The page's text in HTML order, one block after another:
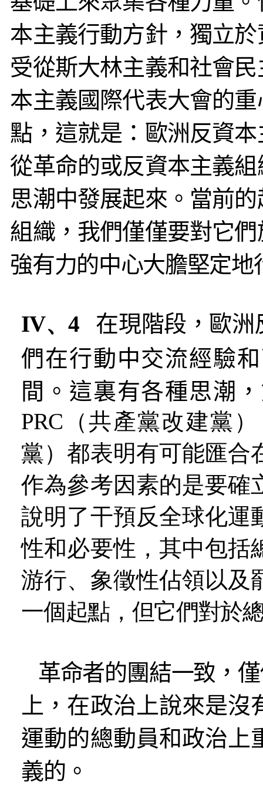
本主義行動方針，獨立
受從斯大林主義和社會
本主義國際代表大會的
點，這就是：歐洲反資
從革命的或反資本主義
思潮中發展起來。當前
組織，我們僅僅要對它
強有力的中心大膽堅定地
IV、4
在現階段，歐洲
們在行動中交流經驗
間。這裏有各種思潮
PRC（共產黨改建黨
黨）都表明有可能匯合
作為參考因素的是要確
說明了干預反全球化運
性和必要性，其中包括
游行、象徵性佔領以及
一個起點，但它們對於
革命者的團結一致，
上，在政治上說來是
運動的總動員和政治上
義的。